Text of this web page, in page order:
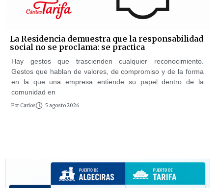
La Residencia demuestra que la responsabilidad
social no se proclama: se practica
Hay gestos que trascienden cualquier reconocimiento.
Gestos que hablan de valores, de compromiso y de la forma
en la que una empresa entiende su papel dentro de la
comunidad en
Por Carlos 5 agosto 2026